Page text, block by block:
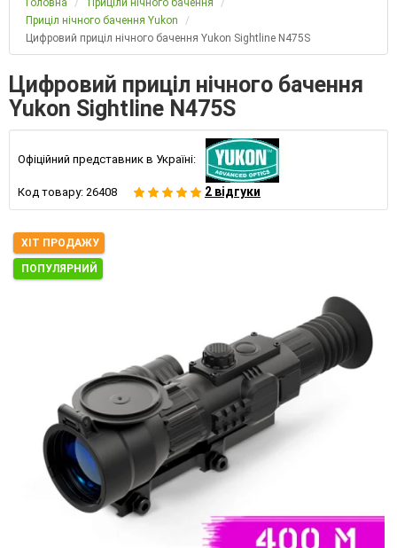
Головна
Приціли нічного бачення
Приціл нічного бачення Yukon
Цифровий приціл нічного бачення Yukon Sightline N475S
Цифровий приціл нічного бачення
Yukon Sightline N475S
Офіційний представник в Україні:
Код товару: 26408 2 відгуки
ХІТ ПРОДАЖУ
ПОПУЛЯРНИЙ